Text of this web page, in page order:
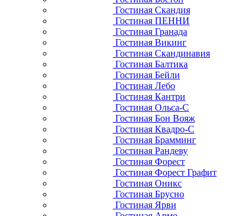
Гостиная Скандия
Гостиная ПЕННИ
Гостиная Гранада
Гостиная Викинг
Гостиная Скандинавия
Гостиная Балтика
Гостиная Бейли
Гостиная Лебо
Гостиная Кантри
Гостиная Ольса-С
Гостиная Бон Вояж
Гостиная Квадро-С
Гостиная Брамминг
Гостиная Рандеву
Гостиная Форест
Гостиная Форест Графит
Гостиная Оникс
Гостиная Брусно
Гостиная Ярви